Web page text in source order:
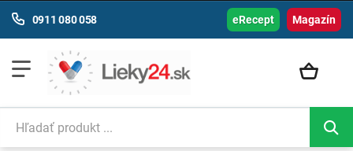
Magazín
0911 080 058 eRecept